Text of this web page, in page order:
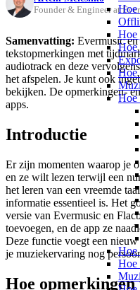
Hoe
Hoe
Hoe
Hoe
Hoe
Hoe
Hoe
Founder & Engineer at
Samenvatting: Evermusic
tekstopmerkingen met
audiotrack en deze
het afspelen. Je kunt ook
bekijken. De opmerkingen-
apps.
Introductie
Er zijn momenten waarop je
en ze wilt lezen terwijl een
het leren van een vreemde
informatie essentieel is. Het
versie van Evermusic en
toevoegen, en de app ze
Deze functie voegt een
je muziekervaring nog
Hoe opmerkingen